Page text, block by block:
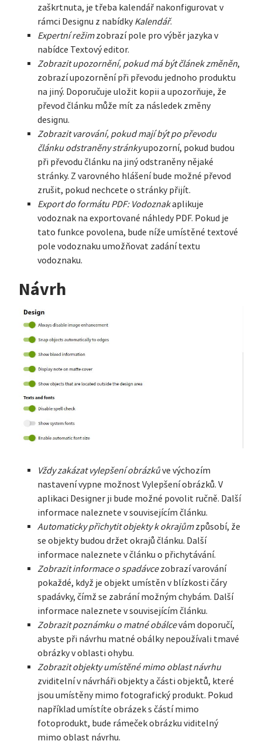
zaškrtnuta, je třeba kalendář nakonfigurovat v
rámci Designu z nabídkyKalendář.
Expertní režimzobrazí pole pro výběr jazyka v
nabídce Textový editor.
Zobrazit upozornění, pokud má být článek změněn,
zobrazí upozornění při převodu jednoho produktu
na jiný. Doporučuje uložit kopii a upozorňuje, že
převod článku může mít za následek změny
designu.
Zobrazit varování, pokud mají být po převodu
článku odstraněny stránkyupozorní, pokud budou
při převodu článku na jiný odstraněny nějaké
stránky. Z varovného hlášení bude možné převod
zrušit, pokud nechcete o stránky přijít.
Export do formátu PDF: Vodoznakaplikuje
vodoznak na exportované náhledy PDF. Pokud je
tato funkce povolena, bude níže umístěné textové
pole vodoznaku umožňovat zadání textu
vodoznaku.
Návrh
Vždy zakázat vylepšení obrázkůve výchozím
nastavení vypne možnost Vylepšení obrázků. V
aplikaci Designer ji bude možné povolit ručně. Další
informace naleznete v souvisejícím článku.
Automaticky přichytit objekty k okrajůmzpůsobí, že
se objekty budou držet okrajů článku. Další
informace naleznete v článku o přichytávání.
Zobrazit informace o spadávcezobrazí varování
pokaždé, když je objekt umístěn v blízkosti čáry
spadávky, čímž se zabrání možným chybám. Další
informace naleznete v souvisejícím článku.
Zobrazit poznámku o matné obálcevám doporučí,
abyste při návrhu matné obálky nepoužívali tmavé
obrázky v oblasti ohybu.
Zobrazit objekty umístěné mimo oblast návrhu
zviditelní v návrháři objekty a části objektů, které
jsou umístěny mimo fotografický produkt. Pokud
například umístíte obrázek s částí mimo
fotoprodukt, bude rámeček obrázku viditelný
mimo oblast návrhu.